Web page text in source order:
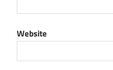
Website